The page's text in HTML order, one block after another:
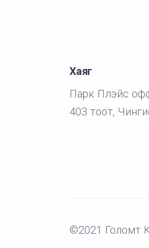
Хаяг
Парк Плэйс
403 тоот,
©2021 Голомт